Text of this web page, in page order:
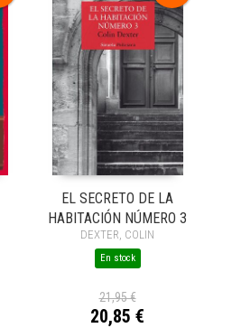
EL SECRETO DE LA
HABITACIÓN NÚMERO 3
DEXTER, COLIN
En stock
21,95 €
20,85 €